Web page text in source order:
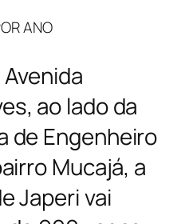
ANO
ao lado da
de Engenheiro
Mucajá, a
Japeri vai